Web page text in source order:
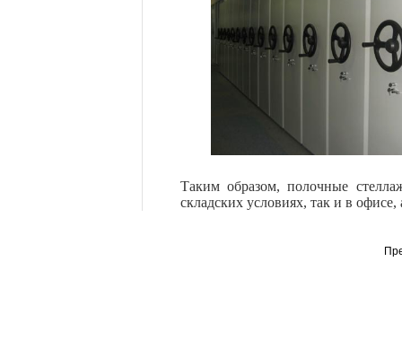
Таким образом, полочные
складских условиях, так и в